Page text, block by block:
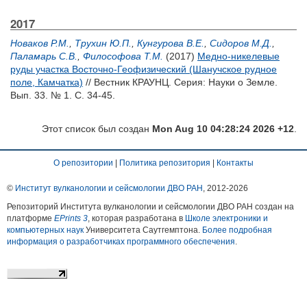
2017
Новаков Р.М. Трухин Ю.П. Кунгурова В.Е. Сидоров М.Д.
Паламарь С.В.
Философова Т.М. (2017) Медно-никелевые
руды участка Восточно-Геофизический (Шанучское рудное
поле, Камчатка) // Вестник КРАУНЦ. Серия: Науки о Земле.
Вып. 33. № 1. С. 34-45.
Этот список был создан Mon Aug 10 04:28:24 2026 +12
О репозитории Политика репозитория Контакты
© Институт вулканологии и сейсмологии ДВО РАН , 2012-2026
Репозиторий Института вулканологии и сейсмологии ДВО РАН создан на
платформе EPrints 3, которая разработана в Школе электроники и
компьютерных наук Университета Саутгемптона. Более подробная
информация о разработчиках программного обеспечения.